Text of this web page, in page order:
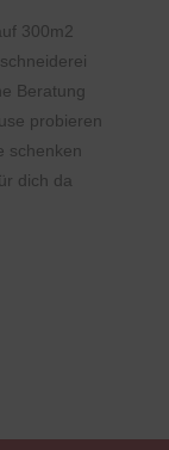
300m2
Beratung
probieren
schenken
dich da